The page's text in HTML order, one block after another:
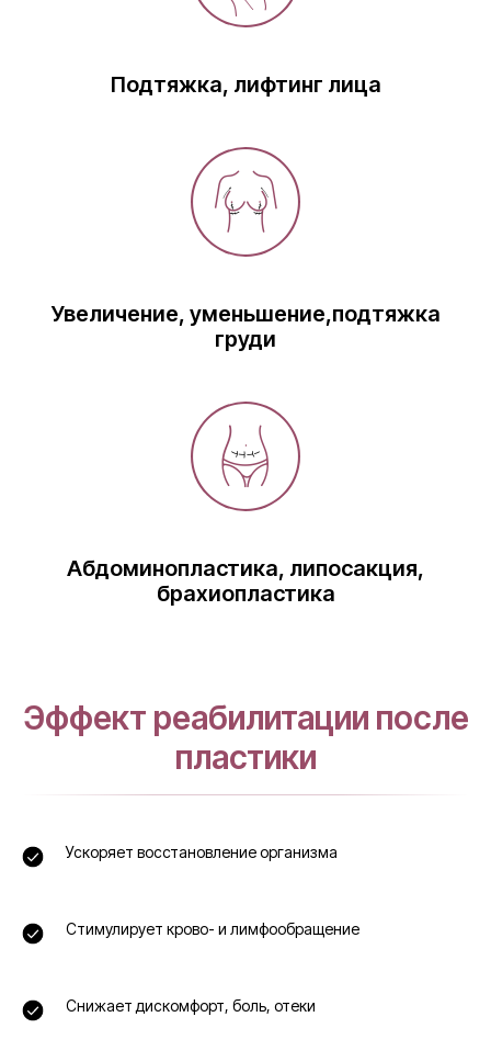
Подтяжка, лифтинг лица
Увеличение, уменьшение,подтяжка
груди
Абдоминопластика, липосакция,
брахиопластика
Эффект реабилитации после
пластики
Ускоряет восстановление организма
Стимулирует крово- и лимфообращение
Снижает дискомфорт, боль, отеки